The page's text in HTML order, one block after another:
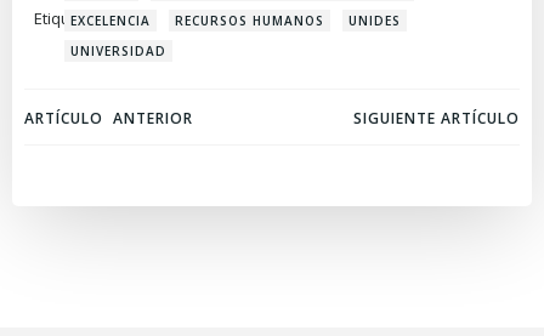
Etiquetas:EXCELENCIA
RECURSOS HUMANOS
UNIDES
UNIVERSIDAD
Navegación
de
ARTÍCULO ANTERIOR
Navegación
de
SIGUIENTE ARTÍCULO